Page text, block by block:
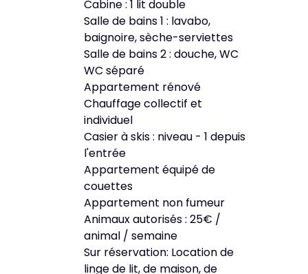
Cabine : 1 lit double
Salle de bains 1 : lavabo,
baignoire, sèche-serviettes
Salle de bains 2 : douche, WC
WC séparé
Appartement rénové
Chauffage collectif et
individuel
Casier à skis : niveau - 1 depuis
l'entrée
Appartement équipé de
couettes
Appartement non fumeur
Animaux autorisés : 25€ /
animal / semaine
Sur réservation: Location de
linge de lit, de maison, de